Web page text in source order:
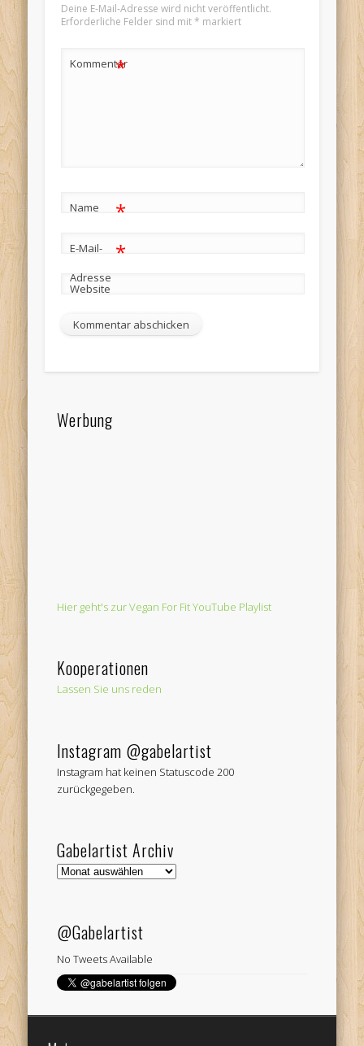
Deine E-Mail-Adresse wird nicht veröffentlicht.
Erforderliche Felder sind mit* markiert
Kommentar
*
Name *
E-Mail-
Adresse
*
Website
Werbung
Hier geht's zur Vegan For Fit YouTube Playlist
Kooperationen
Lassen Sie uns reden
Instagram @gabelartist
Instagram hat keinen Statuscode 200
zurückgegeben.
Gabelartist Archiv
Gabelartist
@Gabelartist
No Tweets Available